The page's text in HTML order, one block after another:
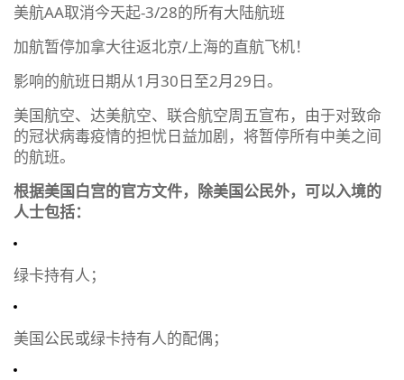
美航AA取消今天起-3/28的所有大陆航班
加航暂停加拿大往返北京/上海的直航飞机！
影响的航班日期从1月30日至2月29日。
美国航空、达美航空、联合航空周五宣布，由于对致命
的冠状病毒疫情的担忧日益加剧，将暂停所有中美之间
的航班。
根据美国白宫的官方文件，除美国公民外，可以入境的
人士包括：
绿卡持有人；
美国公民或绿卡持有人的配偶；